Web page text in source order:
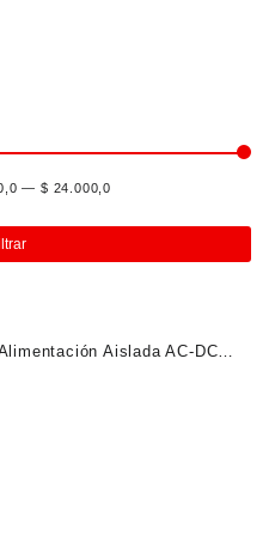
producto
— $ 24.000,0
Aislada AC-DC